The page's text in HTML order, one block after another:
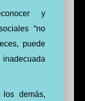
y
“no
puede
los demás,